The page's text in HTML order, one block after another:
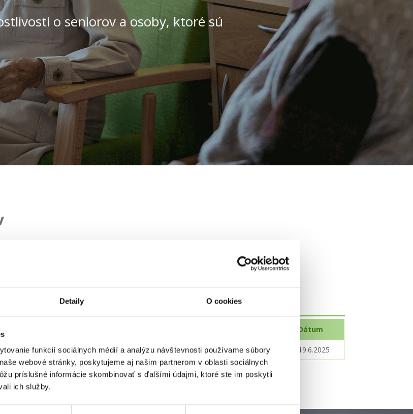
Detaily O cookies
funkcií sociálnych médií a analýzu návštevnosti používame súbory
webové stránky, poskytujeme aj našim partnerom v oblasti sociálnych
príslušné informácie skombinovať s ďalšími údajmi, ktoré ste im poskytli
ich služby.
o seniorov a osoby, ktoré sú
Dátum
ARTSPECT spol. s r. o. 4 993,80 € s DPH 19.6.2025